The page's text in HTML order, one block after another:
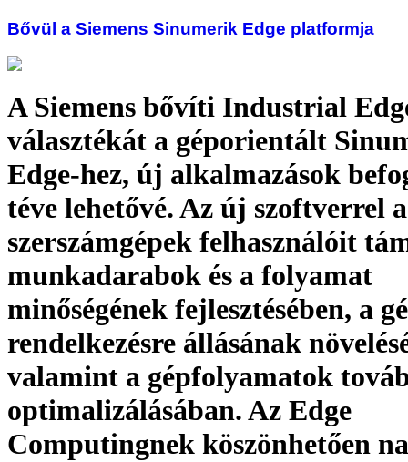
Bővül a Siemens Sinumerik Edge platformja
A Siemens bővíti Industrial
választékát a géporientált
Edge-hez, új alkalmazások
téve lehetővé. Az új szoftverrel
szerszámgépek felhasználóit
munkadarabok és a folyamat
minőségének fejlesztésében, a
rendelkezésre állásának
valamint a gépfolyamatok
optimalizálásában. Az Edge
Computingnek köszönhetően